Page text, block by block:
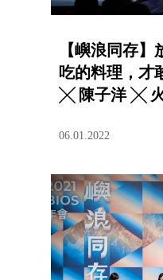
【嶼浪同存
吃的料理，
╳ 陳子洋 ╳
06.01.2022